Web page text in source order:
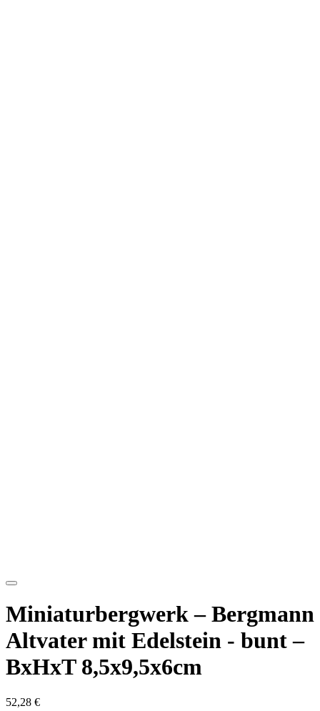
Miniaturbergwerk – Bergmann
Altvater mit Edelstein - bunt –
BxHxT 8,5x9,5x6cm